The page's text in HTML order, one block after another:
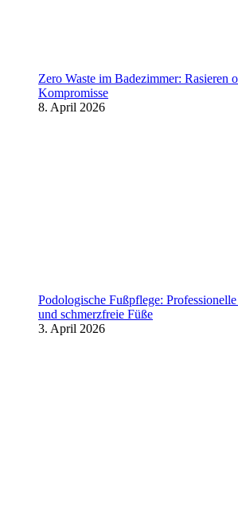
Zero Waste im Badezimmer: Rasieren
Kompromisse
8. April 2026
Podologische Fußpflege:
und schmerzfreie Füße
3. April 2026